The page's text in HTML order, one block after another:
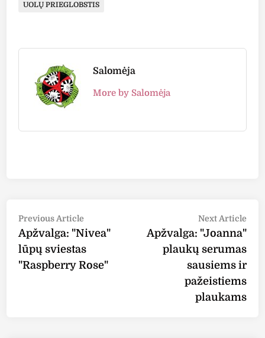
UOLŲ PRIEGLOBSTIS
Salomėja
More by Salomėja
Post
navigation
Previous Article
article:
Apžvalga: "Nivea"
lūpų sviestas
"Raspberry Rose"
Next Article
Apžvalga: "Joanna"
plaukų serumas
sausiems ir
pažeistiems
plaukams